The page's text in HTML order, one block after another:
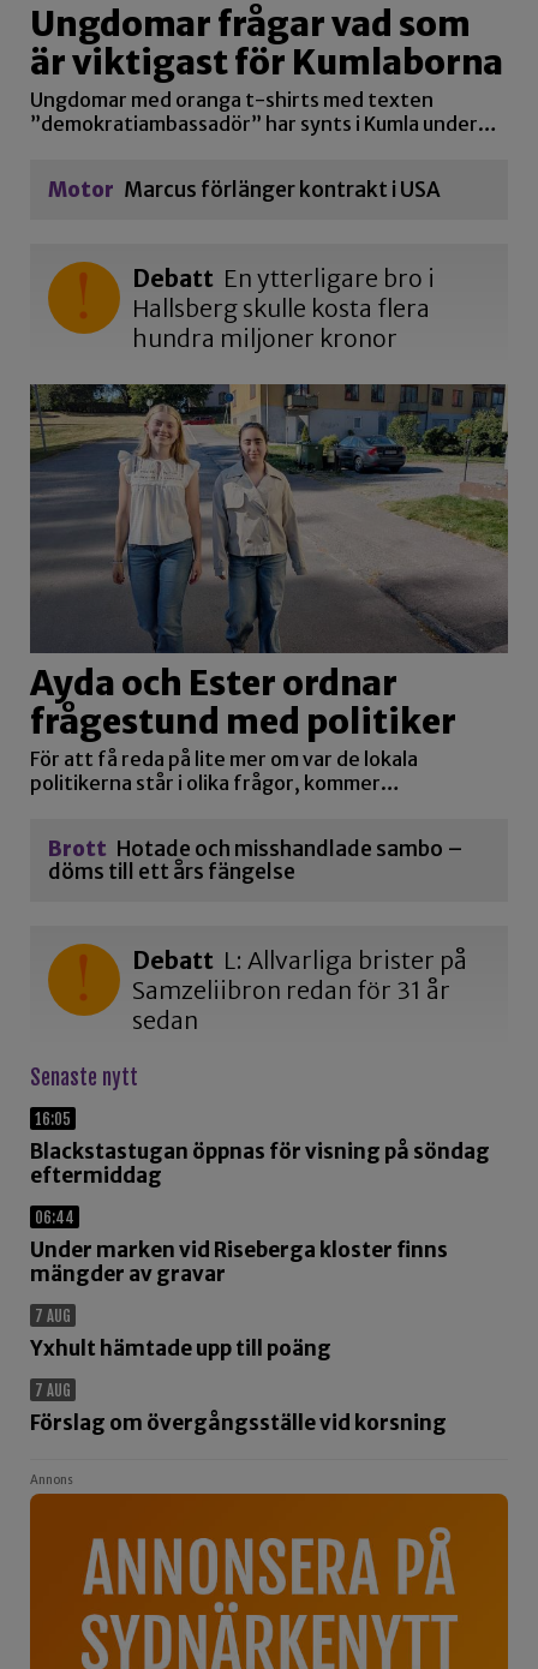
Ungdomar frågar vad som
är viktigast för Kumlaborna
Ungdomar med oranga t-shirts med texten
”demokratiambassadör” har synts i Kumla under…
Motor Marcus förlänger kontrakt i USA
Debatt En ytterligare bro i
Hallsberg skulle kosta flera
hundra miljoner kronor
Ayda och Ester ordnar
frågestund med politiker
För att få reda på lite mer om var de lokala
politikerna står i olika frågor, kommer…
Brott Hotade och misshandlade sambo –
döms till ett års fängelse
Debatt L: Allvarliga brister på
Samzeliibron redan för 31 år
sedan
Senaste nytt
16:05
Blackstastugan öppnas för visning på söndag
eftermiddag
06:44
Under marken vid Riseberga kloster finns
mängder av gravar
7 AUG
Yxhult hämtade upp till poäng
7 AUG
Förslag om övergångsställe vid korsning
Annons